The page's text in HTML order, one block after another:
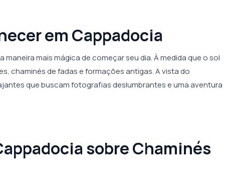
em Cappadocia
maneira mais mágica de começar seu dia. À medida que o sol
chaminés de fadas e formações antigas. A vista do
que buscam fotografias deslumbrantes e uma aventura
sobre Chaminés